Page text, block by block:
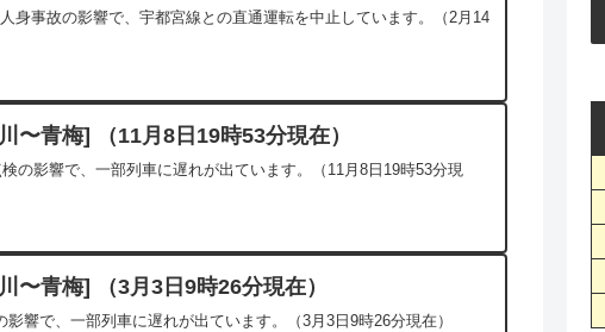
身事故の影響で、宇都宮線との直通運転を中止しています。（2月14
〜青梅] （11月8日19時53分現在）
の影響で、一部列車に遅れが出ています。（11月8日19時53分現
〜青梅] （3月3日9時26分現在）
響で、一部列車に遅れが出ています。（3月3日9時26分現在）